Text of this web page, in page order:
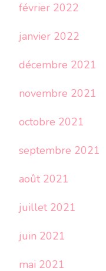
février 2022
janvier 2022
décembre 2021
novembre 2021
octobre 2021
septembre 2021
août 2021
juillet 2021
juin 2021
mai 2021